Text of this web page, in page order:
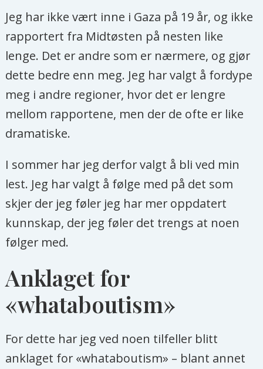
Jeg har ikke vært inne i Gaza på 19 år, og ikke
rapportert fra Midtøsten på nesten like
lenge. Det er andre som er nærmere, og gjør
dette bedre enn meg. Jeg har valgt å fordype
meg i andre regioner, hvor det er lengre
mellom rapportene, men der de ofte er like
dramatiske.
I sommer har jeg derfor valgt å bli ved min
lest. Jeg har valgt å følge med på det som
skjer der jeg føler jeg har mer oppdatert
kunnskap, der jeg føler det trengs at noen
følger med.
Anklaget for
«whataboutism»
For dette har jeg ved noen tilfeller blitt
anklaget for «whataboutism» – blant annet